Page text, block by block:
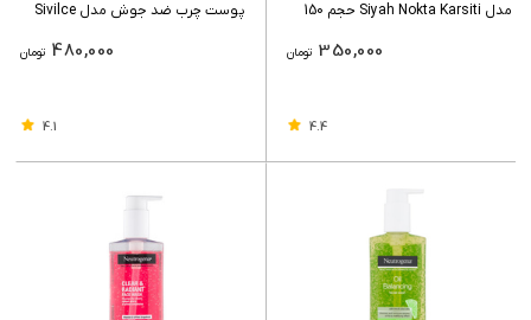
مدل Siyah Nokta Karsiti حجم 150
تومان 350,000
4.4
پوست چرب ضد جوش مدل Sivilce
تومان 480,000
4.1